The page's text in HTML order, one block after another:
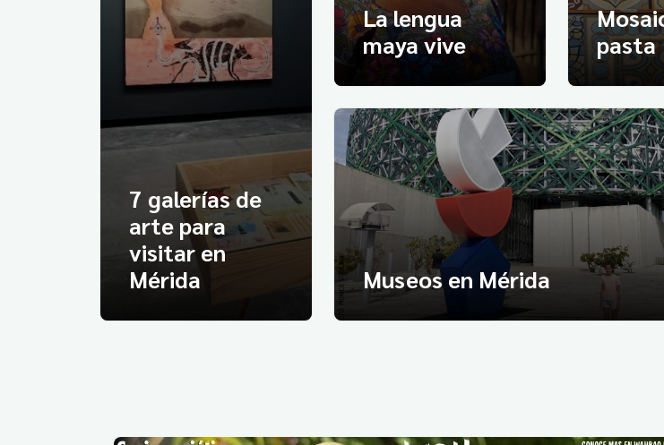
7 galerías de
arte para
visitar en
Mérida
La lengua
maya vive
pasta
Museos en Mérida